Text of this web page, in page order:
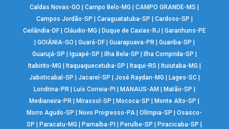
Caldas Novas-GO |Campo Belo-MG |CAMPO GRANDE-MS |
Campos Jordão-SP | Caraguatatuba-SP | Cardoso-SP |
Ceilândia-DF| Cláudio-MG | Duque de Caxias-RJ | Garanhuns-PE
| GOIÂNIA-GO | Guará-DF| Guarapuava-PR | Guariba-SP |
Guarujá-SP | Iguapé-SP | Ilha Bela-SP | Ilha Comprida-SP |
Itabirito-MG | Itaquaquecetuba-SP | Itaqui-RS | Ituiutaba-MG |
Jaboticabal-SP | Jacareí-SP | José Raydan-MG | Lages-SC|
Londrina-PR | Luís Correia-PI | MANAUS-AM | Matão-SP |
Medianeira-PR |Mirassol-SP |Mococa-SP |Monte Alto-SP |
Morro Agudo-SP |Novo Progresso-PA |Olímpia-SP |Osasco-
SP |Paracatu-MG |Parnaíba-PI |Peruíbe-SP |Piracicaba-SP |